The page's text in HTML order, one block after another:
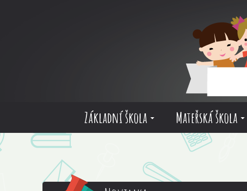
Základní škola Mateřská škola